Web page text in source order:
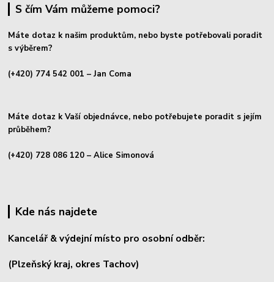
S čím Vám můžeme pomoci?
Máte dotaz k našim produktům, nebo byste potřebovali poradit
s výběrem?
(+420) 774 542 001 – Jan Coma
Máte dotaz k Vaší objednávce, nebo potřebujete poradit s jejím
průběhem?
(+420) 728 086 120 – Alice Simonová
Kde nás najdete
Kancelář & výdejní místo pro osobní odběr:
(Plzeňský kraj, okres Tachov)